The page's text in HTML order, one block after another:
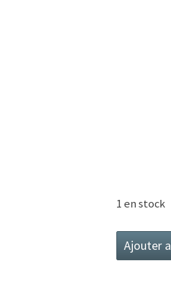
1 en stock
quantité
de
Ajouter